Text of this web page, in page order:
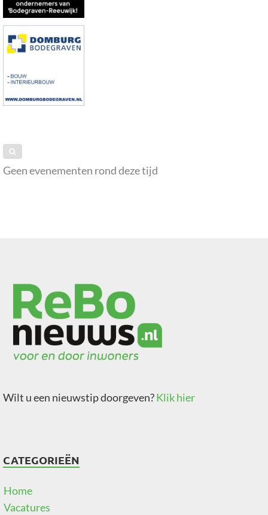
Geen evenementen rond deze tijd
Wilt u een nieuwstip doorgeven?Klik hier
CATEGORIEËN
Home
Vacatures